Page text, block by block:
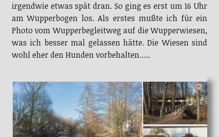
irgendwie etwas spät dran. So ging es erst um 16 Uhr
am Wupperbogen los. Als erstes mußte ich für ein
Photo vom Wupperbegleitweg auf die Wupperwiesen,
was ich besser mal gelassen hätte. Die Wiesen sind
wohl eher den Hunden vorbehalten…..